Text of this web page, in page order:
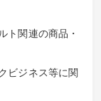
ト関連の商品・
ビジネス等に関